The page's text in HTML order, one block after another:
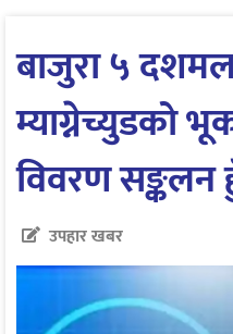
बाजुरा ५
म्याग्नेच्युडको
विवरण सङ्कलन
उपहार खबर